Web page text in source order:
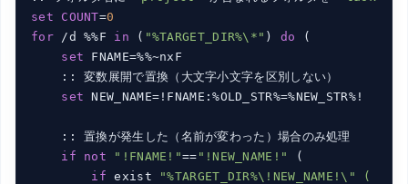
set
COUNT=0
for /d %%F in ( "%TARGET_DIR%\*" ) do
(
set FNAME=%%~nxF
    :: 変数展開で置換（大文字小文字を区別しない）
set NEW_NAME=!FNAME:%OLD_STR%=%NEW_STR%!
    :: 置換が発生した（名前が変わった）場合のみ処理
if
not "!FNAME!"== "!NEW_NAME!"
(
if exist
"%TARGET_DIR%\!NEW_NAME!\" (